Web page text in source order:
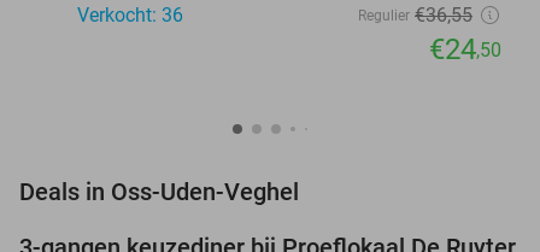
Verkocht: 36
Regulier €36,55
€24,50
Deals in Oss-Uden-Veghel